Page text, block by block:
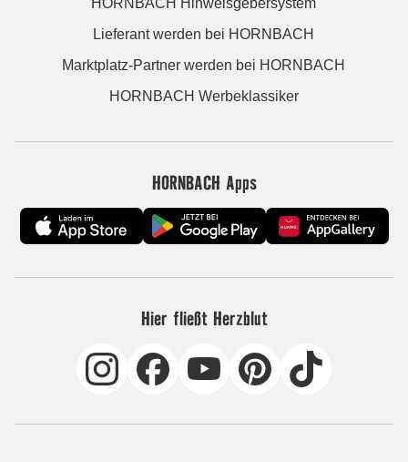
HORNBACH Hinweisgebersystem
Lieferant werden bei HORNBACH
Marktplatz-Partner werden bei HORNBACH
HORNBACH Werbeklassiker
HORNBACH Apps
Hier fließt Herzblut